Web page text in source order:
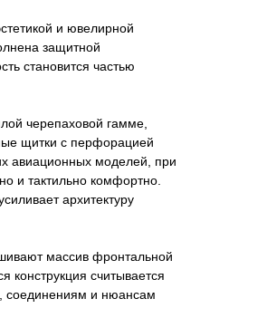
и ювелирной
защитной
становится частью
черепаховой гамме,
щитки с перфорацией
авиационных моделей, при
и тактильно комфортно.
архитектуру
массив фронтальной
конструкция считывается
соединениям и нюансам